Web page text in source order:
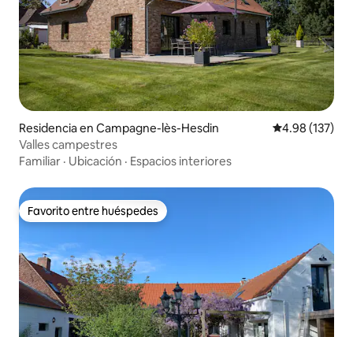
Residencia en Campagne-lès-Hesdin Calificación
4.98 (137)
Valles campestres
Familiar · Ubicación · Espacios interiores
Favorito entre huéspedes
Favorito entre huéspedes